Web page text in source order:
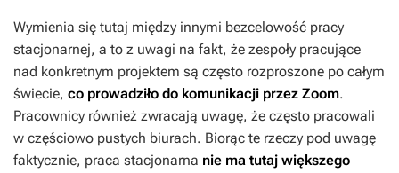
Wymienia się tutaj między innymi bezcelowość pracy
stacjonarnej, a to z uwagi na fakt, że zespoły pracujące
nad konkretnym projektem są często rozproszone po całym
świecie, co prowadziło do komunikacji przez Zoom.
Pracownicy również zwracają uwagę, że często pracowali
w częściowo pustych biurach. Biorąc te rzeczy pod uwagę
faktycznie, praca stacjonarna nie ma tutaj większego